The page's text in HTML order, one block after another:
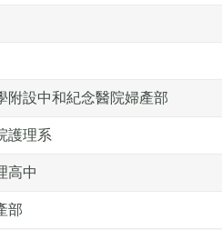
附設中和紀念醫院婦產部
護理系
高中
部